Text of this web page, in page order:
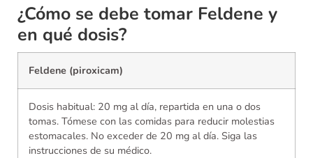
¿Cómo se debe tomar Feldene y
en qué dosis?
Feldene (piroxicam)
Dosis habitual: 20 mg al día, repartida en una o dos
tomas. Tómese con las comidas para reducir molestias
estomacales. No exceder de 20 mg al día. Siga las
instrucciones de su médico.